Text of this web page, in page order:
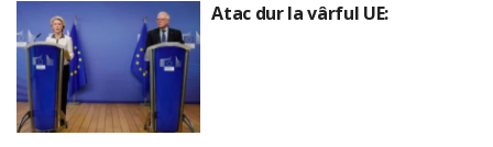
Atac dur la vârful UE: